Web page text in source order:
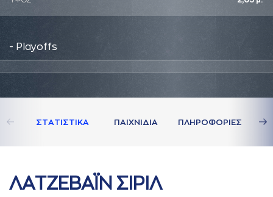
- Playoffs
ΣΤAΤΙΣΤΙΚA ΠAΙΧΝΙΔΙA ΠΛΗΡΟΦΟΡΙΕΣ
ΛAΤΖΕΒAΪΝ ΣΙΡΙΛ